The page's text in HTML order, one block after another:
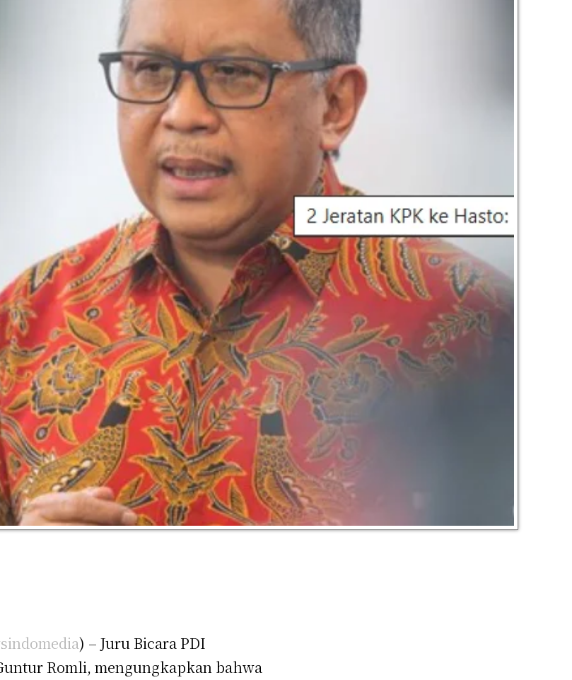
) – Juru Bicara PDI
Romli, mengungkapkan bahwa